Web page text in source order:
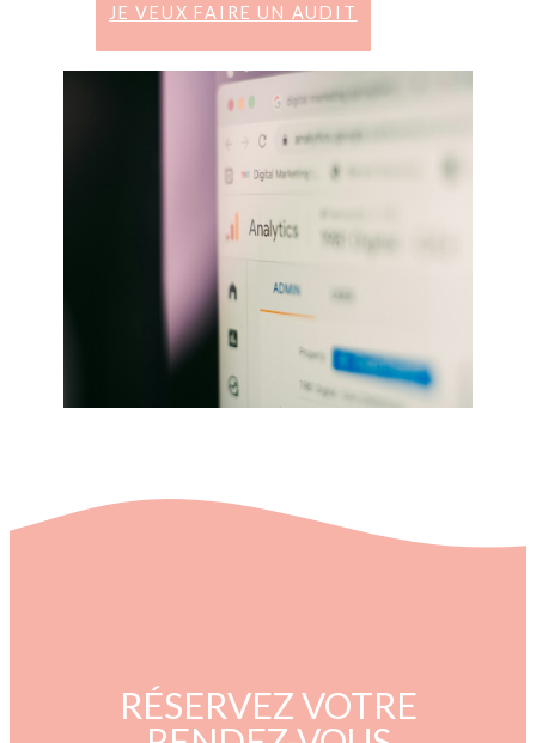
JE VEUX FAIRE UN AUDIT
RÉSERVEZ VOTRE